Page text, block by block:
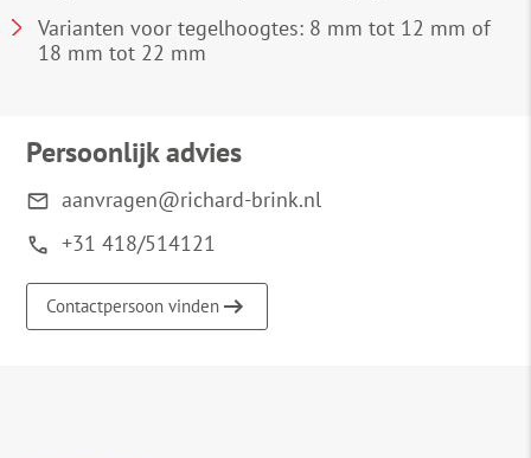
Varianten voor tegelhoogtes: 8 mm tot 12 mm of
18 mm tot 22 mm
Persoonlijk advies
aanvragen@richard-brink.nl
+31 418/514121
Contactpersoon vinden